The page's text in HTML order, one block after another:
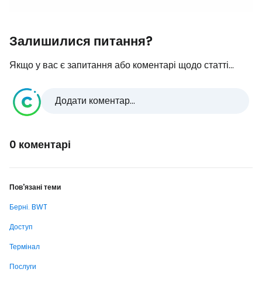
Залишилися питання?
Якщо у вас є запитання або коментарі щодо статті...
Додати коментар...
0 коментарі
Пов'язані теми
Берні. BWT
Доступ
Термінал
Послуги